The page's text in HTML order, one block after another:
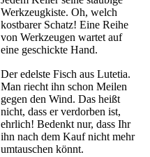
Werkzeugkiste. Oh, welch
kostbarer Schatz! Eine Reihe
von Werkzeugen wartet auf
eine geschickte Hand.
Der edelste Fisch aus Lutetia.
Man riecht ihn schon Meilen
gegen den Wind. Das heißt
nicht, dass er verdorben ist,
ehrlich! Bedenkt nur, dass Ihr
ihn nach dem Kauf nicht mehr
umtauschen könnt.